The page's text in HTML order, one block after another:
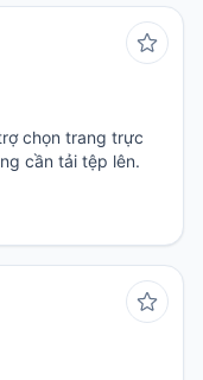
chọn trang trực
cần tải tệp lên.